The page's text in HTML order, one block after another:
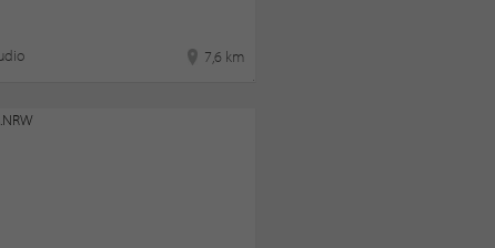
7,6 km